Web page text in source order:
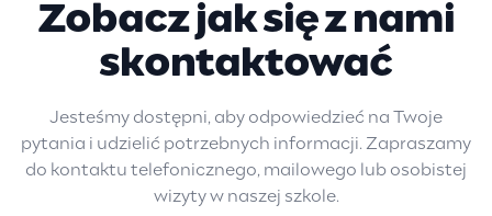
Zobacz jak się z nami
skontaktować
Jesteśmy dostępni, aby odpowiedzieć na Twoje
pytania i udzielić potrzebnych informacji. Zapraszamy
do kontaktu telefonicznego, mailowego lub osobistej
wizyty w naszej szkole.